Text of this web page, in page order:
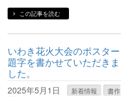
この記事を読む
いわき花火大会のポスター
題字を書かせていただきま
した。
2025年5月1日 新着情報
書作